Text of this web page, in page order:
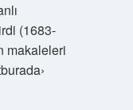
(1683-
makaleleri